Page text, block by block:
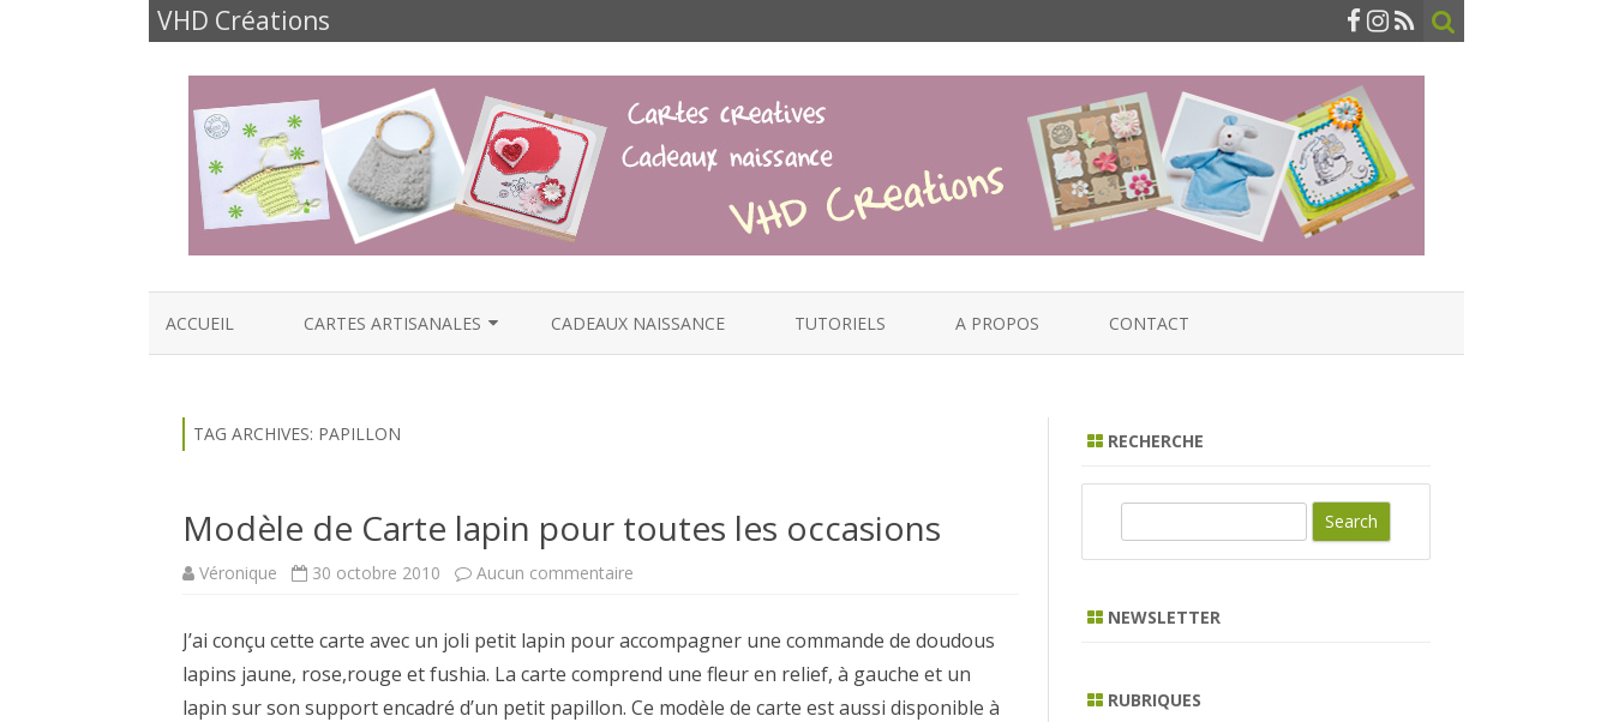
VHD Créations
to
ACCUEIL CARTES ARTISANALES
CARTES ANNIVERSAIRES
CARTES AMOUR
CARTES NOËL ET VOEUX
CADEAUX NAISSANCE TUTORIELS A PROPOS CONTACT
TAG ARCHIVES: PAPILLON
Modèle de Carte lapin pour toutes les occasions
Véronique 30 octobre 2010 Aucun commentaire
lapin
pour
toutes
les
occasions
J’ai conçu cette carte avec un joli petit lapin pour accompagner une commande de doudous
lapins jaune, rose,rouge et fushia. La carte comprend une fleur en relief, à gauche et un
lapin sur son support encadré d’un petit papillon. Ce modèle de carte est aussi disponible à
RECHERCHE
c
NEWSLETTER
RUBRIQUES